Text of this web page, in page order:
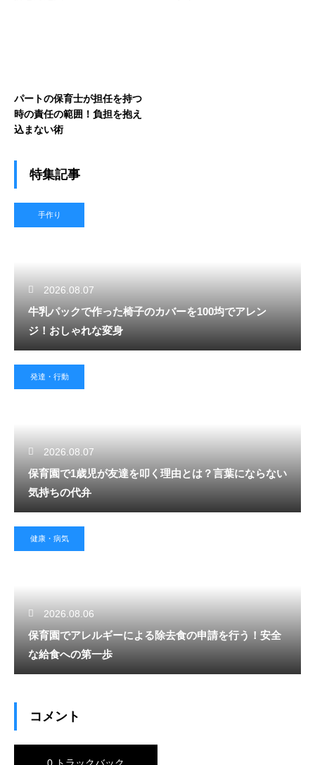
パートの保育士が担任を持つ
時の責任の範囲！負担を抱え
込まない術
特集記事
手作り
2026.08.07
牛乳パックで作った椅子のカバーを100均でアレン
ジ！おしゃれな変身
発達・行動
2026.08.07
保育園で1歳児が友達を叩く理由とは？言葉にならない
気持ちの代弁
健康・病気
2026.08.06
保育園でアレルギーによる除去食の申請を行う！安全
な給食への第一歩
コメント
0 トラックバック